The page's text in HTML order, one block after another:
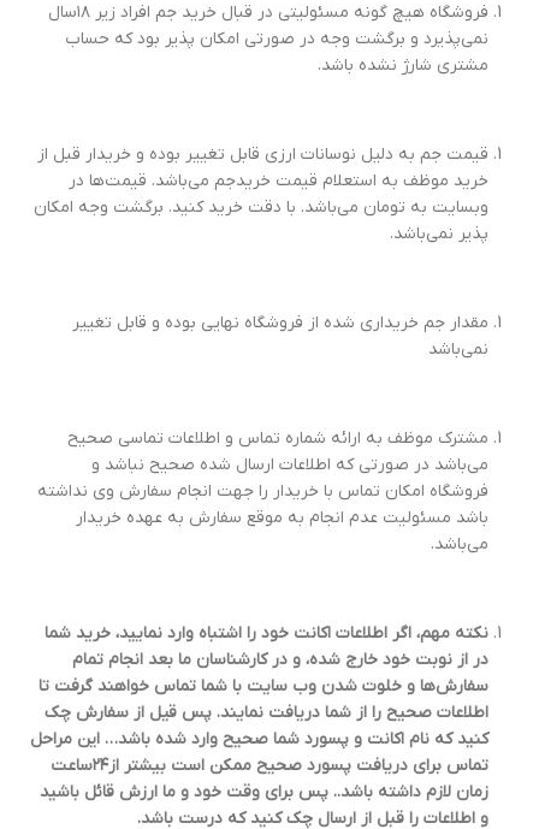
فروشگاه هیچ گونه مسئولیتی در قبال خرید جم افراد زیر ۱۸سال
نمی‌پذیرد و برگشت وجه در صورتی امکان پذیر بود که حساب
مشتری شارژ نشده باشد.
قیمت جم به دلیل نوسانات ارزی قابل تغییر بوده و خریدار قبل از
خرید موظف به استعلام قیمت خریدجم می‌باشد. قیمت‌ها در
وبسایت به تومان می‌باشد. با دقت خرید کنید. برگشت وجه امکان
پذیر نمی‌باشد.
مقدار جم خریداری شده از فروشگاه نهایی بوده و قابل تغییر
نمی‌باشد
مشترک موظف به ارائه شماره تماس و اطلاعات تماسی صحیح
می‌باشد در صورتی که اطلاعات ارسال شده صحیح نباشد و
فروشگاه امکان تماس با خریدار را جهت انجام سفارش وی نداشته
باشد مسئولیت عدم انجام به موقع سفارش به عهده خریدار
می‌باشد.
نکته مهم، اگر اطلاعات اکانت خود را اشتباه وارد نمایید، خرید شما
در از نوبت خود خارج شده، و در کارشناسان ما بعد انجام تمام
سفارش‌ها و خلوت شدن وب سایت با شما تماس خواهند گرفت تا
اطلاعات صحیح را از شما دریافت نمایند. پس قیل از سفارش چک
کنید که نام اکانت و پسورد شما صحیح وارد شده باشد… این مراحل
تماس برای دریافت پسورد صحیح ممکن است بیشتر از۲۴ساعت
زمان لازم داشته باشد.. پس برای وقت خود و ما ارزش قائل باشید
و اطلاعات را قبل از ارسال چک کنید که درست باشد.